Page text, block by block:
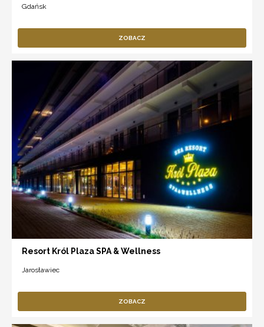
Gdańsk
ZOBACZ
Resort Król Plaza SPA & Wellness
Jarosławiec
ZOBACZ